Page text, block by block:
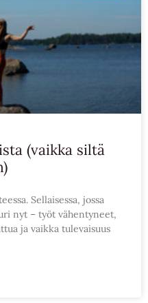
(vaikka siltä
Sellaisessa, jossa
nyt – työt vähentyneet,
ja vaikka tulevaisuus